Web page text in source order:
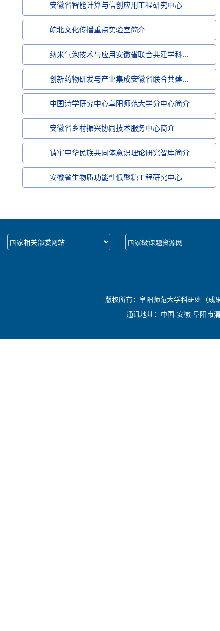
安徽省智能计算与信创应用工程研究中心
皖北文化传播重点实验室简介
纳米气泡技术与应用安徽省联合共建学科...
创新药物研发与产业集成安徽省联合共建...
中国诗学研究中心阜阳师范大学分中心简​介
安徽省乡村振兴协同技术服务中心简介
铸牢中华民族共同体意识理论研究智库简介
安徽省生物质功能性低聚糖工程研究中心
版权所有：阜阳师范大学科研处（
通讯地址：中国-安徽-阜阳